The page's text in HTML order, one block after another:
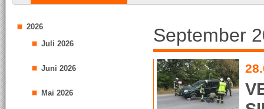
2026
Juli 2026
Juni 2026
Mai 2026
September